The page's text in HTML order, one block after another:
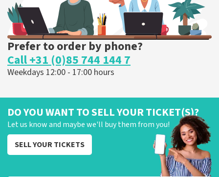
Prefer to order by phone?
Call +31 (0)85 744 144 7
Weekdays 12:00 - 17:00 hours
DO YOU WANT TO SELL YOUR TICKET(S)?
Let us know and maybe we'll buy them from you!
SELL YOUR TICKETS